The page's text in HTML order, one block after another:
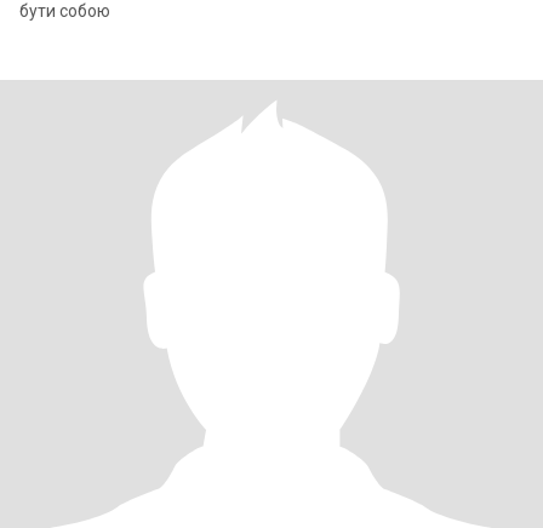
бути собою